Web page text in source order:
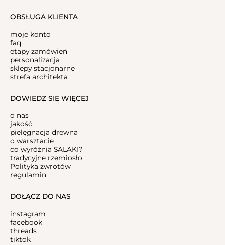
OBSŁUGA KLIENTA
moje konto
faq
etapy zamówień
personalizacja
sklepy stacjonarne
strefa architekta
DOWIEDZ SIĘ WIĘCEJ
o nas
jakość
pielęgnacja drewna
o warsztacie
co wyróżnia SALAKI?
tradycyjne rzemiosło
Polityka zwrotów
regulamin
DOŁĄCZ DO NAS
instagram
facebook
threads
tiktok